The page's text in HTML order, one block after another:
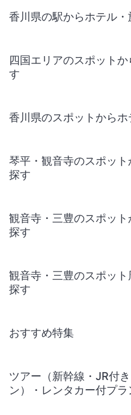
香川県の駅からホテル
四国エリアのスポット
す
香川県のスポットから
琴平・観音寺のスポッ
探す
観音寺・三豊のスポッ
探す
観音寺・三豊のスポッ
探す
おすすめ特集
ツアー（新幹線・JR付
ン）・レンタカー付プラ